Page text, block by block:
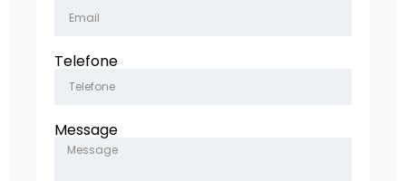
Telefone
Message